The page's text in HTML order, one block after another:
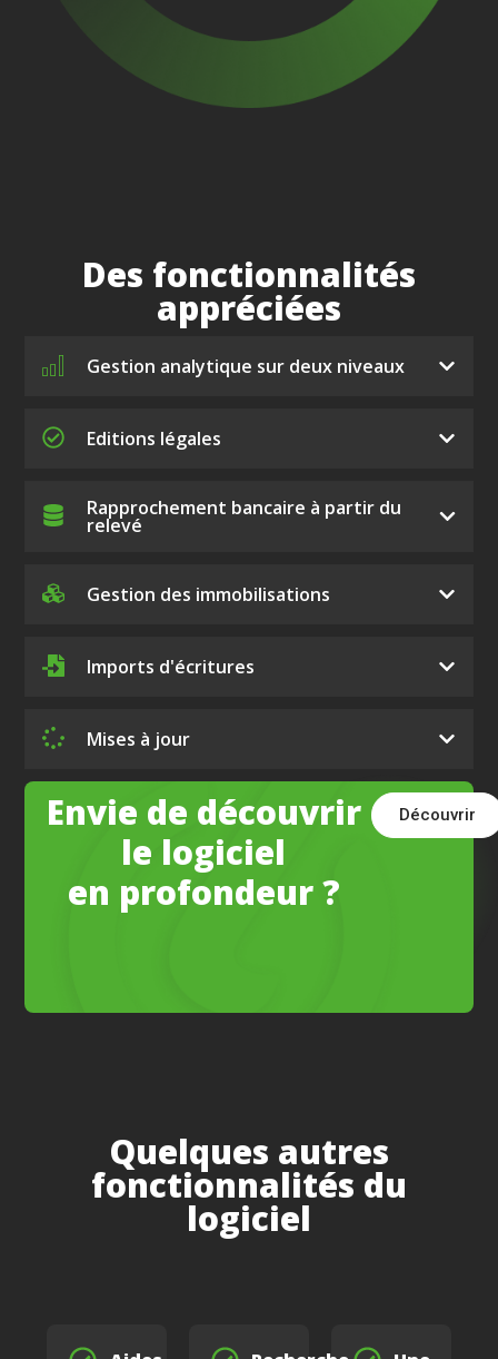
Des fonctionnalités
appréciées
Gestion analytique sur deux niveaux
Editions légales
Rapprochement bancaire à partir du
relevé
Gestion des immobilisations
Imports d'écritures
Mises à jour
Envie de découvrir
le logiciel
en profondeur ?
Découvrir
Quelques autres
fonctionnalités du
logiciel